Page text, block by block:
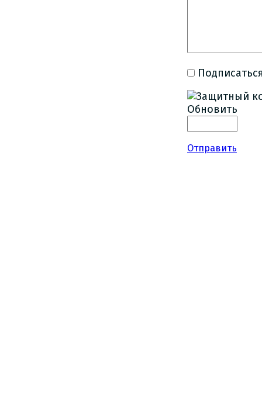
Обновить
Отправить